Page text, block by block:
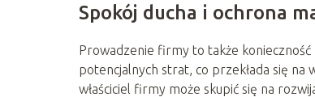
Spokój ducha i ochrona
Prowadzenie firmy to także
potencjalnych strat, co przekłada się na
właściciel firmy może skupić się na